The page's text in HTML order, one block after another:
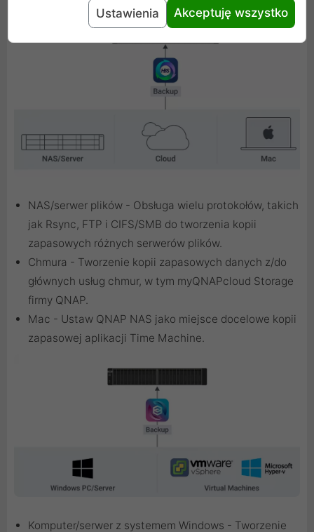
kopii zapasowych.
NAS/serwer plików - Obsługa wielu protokołów, takich
jak Rsync, FTP i CIFS/SMB do tworzenia kopii
zapasowych różnych serwerów plików.
Chmura - Tworzenie kopii zapasowych danych z/do
głównych usług chmur, w tym myQNAPcloud Storage
firmy QNAP.
Mac - Ustaw QNAP NAS jako miejsce docelowe kopii
zapasowej aplikacji Time Machine.
Komputer/serwer z systemem Windows - Tworzenie
Ustawienia Akceptuję wszystko